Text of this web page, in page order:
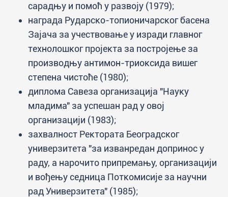
сарадњу и помоћ у развоју (1979);
награда Рударско-топионичарског басена
Зајача за учествовање у изради главног
технолошког пројекта за постројење за
производњу антимон-триоксида вишег
степена чистоће (1980);
диплома Савеза организација "Науку
младима" за успешан рад у овој
организацији (1983);
захвалност Ректората Београдског
универзитета "за изванредан допринос у
раду, а нарочито припремању, организацији
и вођењу седница Поткомисије за научни
рад Универзитета" (1985);